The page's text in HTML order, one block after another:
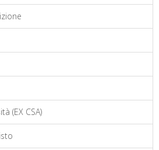
(EX CSA)